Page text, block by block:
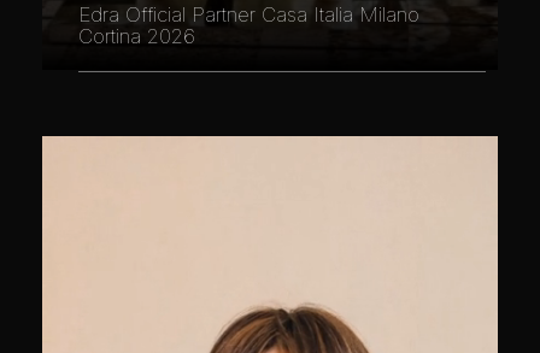
Edra Official Partner Casa Italia Milano
Cortina 2026